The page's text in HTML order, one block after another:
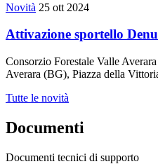
Novità 25 ott 2024
Attivazione sportello
Consorzio Forestale Valle
Averara (BG), Piazza della
Tutte le novità
Documenti
Documenti tecnici di supporto